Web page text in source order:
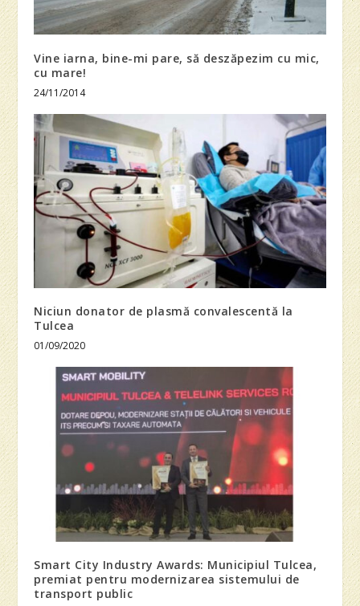
Vine iarna, bine-mi pare, să deszăpezim cu mic,
cu mare!
24/11/2014
Niciun donator de plasmă convalescentă la
Tulcea
01/09/2020
Smart City Industry Awards: Municipiul Tulcea,
premiat pentru modernizarea sistemului de
transport public